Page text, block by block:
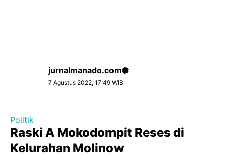
jurnalmanado.com
7 Agustus 2022, 17:49 WIB
Politik
Raski A Mokodompit Reses di
Kelurahan Molinow